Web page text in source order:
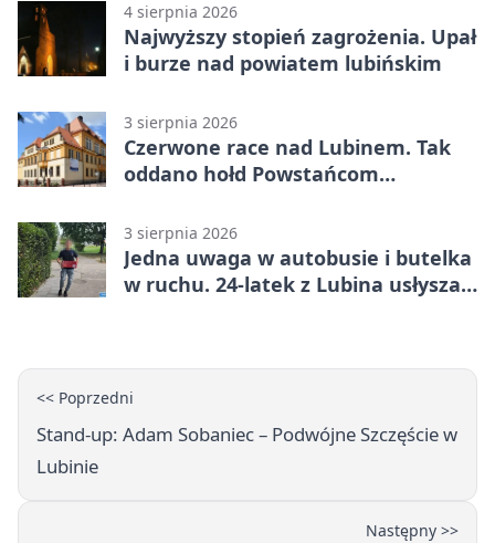
4 sierpnia 2026
Najwyższy stopień zagrożenia. Upał
i burze nad powiatem lubińskim
3 sierpnia 2026
Czerwone race nad Lubinem. Tak
oddano hołd Powstańcom
3 sierpnia 2026
Jedna uwaga w autobusie i butelka
w ruchu. 24-latek z Lubina usłyszał
<< Poprzedni
Stand-up: Adam Sobaniec – Podwójne Szczęście w
Lubinie
Następny >>